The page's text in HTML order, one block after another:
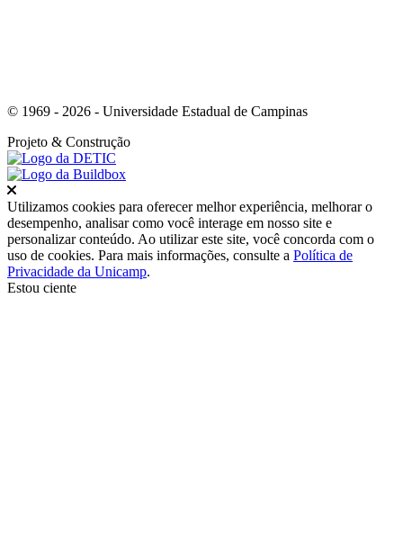
© 1969 - 2026 - Universidade Estadual de Campinas
Projeto & Construção
Fechar
Utilizamos cookies para oferecer melhor experiência, melhorar o
desempenho, analisar como você interage em nosso site e
personalizar conteúdo. Ao utilizar este site, você concorda com o
uso de cookies. Para mais informações, consulte a Política de
Privacidade da Unicamp.
Estou ciente